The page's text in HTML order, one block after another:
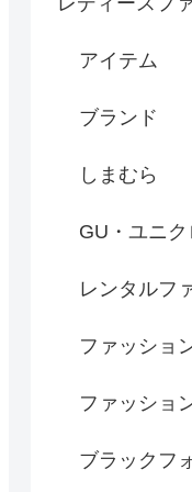
アイテム
ブランド
しまむら
GU・ユニク
レンタルフ
ファッショ
ファッショ
ブラックフ